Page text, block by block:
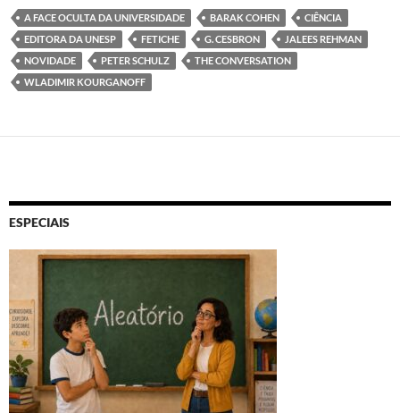
A FACE OCULTA DA UNIVERSIDADE BARAK COHEN
CIÊNCIA
EDITORA DA UNESP
FETICHE G. CESBRON
JALEES REHMAN
NOVIDADE
PETER SCHULZ
THE CONVERSATION
WLADIMIR KOURGANOFF
ESPECIAIS